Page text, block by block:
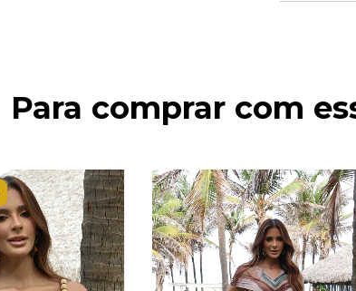
Para comprar com